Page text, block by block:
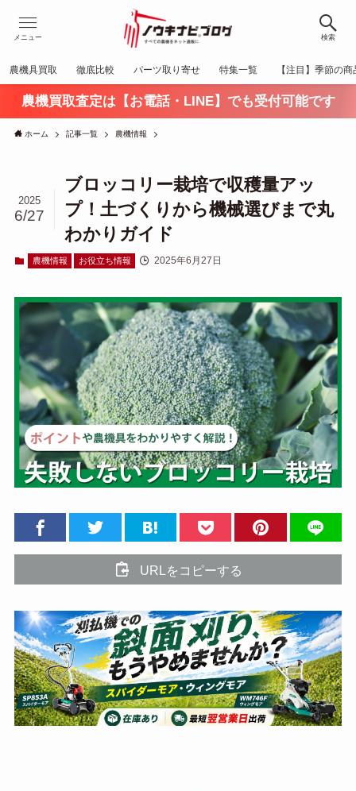
検索
メニュー
農機具買取 徹底比較 パーツ取り寄せ 特集一覧 【注目】季節の商
農機買取査定は【お電話・LINE】でも受付可能です
ホーム 記事一覧 農機情報
ブロッコリー栽培で収穫量アッ
プ！土づくりから機械選びまで丸
わかりガイド
2025
6/27
農機情報 お役立ち情報 2025年6月27日
URLをコピーする